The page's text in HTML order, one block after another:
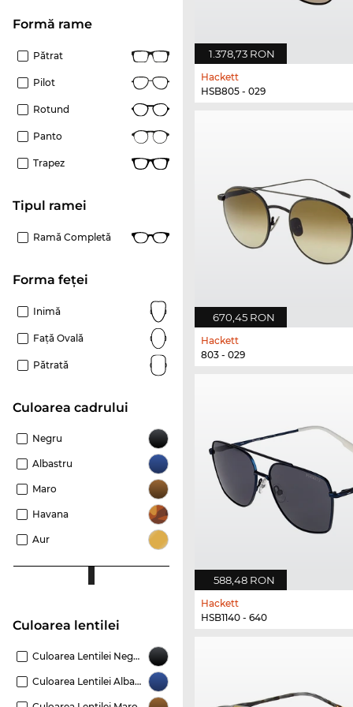
Formă rame
Pătrat
Pilot
Rotund
Panto
Trapez
Tipul ramei
Ramă Completă
Forma feței
Inimă
Față Ovală
Pătrată
Culoarea cadrului
Negru
Albastru
Maro
Havana
Aur
Culoarea lentilei
Culoarea Lentilei Negru
Culoarea Lentilei Albastru
1.378,73 RON
Hackett
HSB805 - 029
670,45 RON
Hackett
803 - 029
588,48 RON
Hackett
HSB1140 - 640